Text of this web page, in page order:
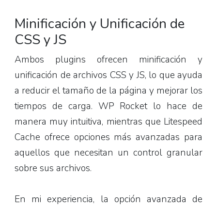
Minificación y Unificación de
CSS y JS
Ambos plugins ofrecen minificación y
unificación de archivos CSS y JS, lo que ayuda
a reducir el tamaño de la página y mejorar los
tiempos de carga. WP Rocket lo hace de
manera muy intuitiva, mientras que Litespeed
Cache ofrece opciones más avanzadas para
aquellos que necesitan un control granular
sobre sus archivos.
En mi experiencia, la opción avanzada de